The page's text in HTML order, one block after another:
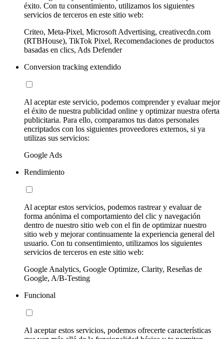
éxito. Con tu consentimiento, utilizamos los siguientes
servicios de terceros en este sitio web:
Criteo, Meta-Pixel, Microsoft Advertising, creativecdn.com
(RTBHouse), TikTok Pixel, Recomendaciones de productos
basadas en clics, Ads Defender
Conversion tracking extendido
Al aceptar este servicio, podemos comprender y evaluar mejor
el éxito de nuestra publicidad online y optimizar nuestra oferta
publicitaria. Para ello, comparamos tus datos personales
encriptados con los siguientes proveedores externos, si ya
utilizas sus servicios:
Google Ads
Rendimiento
Al aceptar estos servicios, podemos rastrear y evaluar de
forma anónima el comportamiento del clic y navegación
dentro de nuestro sitio web con el fin de optimizar nuestro
sitio web y mejorar continuamente la experiencia general del
usuario. Con tu consentimiento, utilizamos los siguientes
servicios de terceros en este sitio web:
Google Analytics, Google Optimize, Clarity, Reseñas de
Google, A/B-Testing
Funcional
Al aceptar estos servicios, podemos ofrecerte características